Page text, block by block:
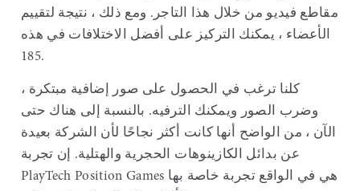
مقاطع فيديو من خلال هذا التاجر. ومع ذلك ، نتيجة لتقييم
الأعضاء ، يمكنك التركيز على أفضل الاختلافات في هذه
185.
كلنا ترغب في الحصول على صور إضافية مبتكرة ،
وضرب الصور ويمكنك الترفيه. بالنسبة إلى هناك حتى
الآن ، من الواضح أنها كانت أكثر نجاحًا لأن الشركة بعيدة
عن بدائل الكازينوهات الحجرية والهتلية. إن تجربة
PlayTech Position Games هي في الواقع تجربة خاصة بها